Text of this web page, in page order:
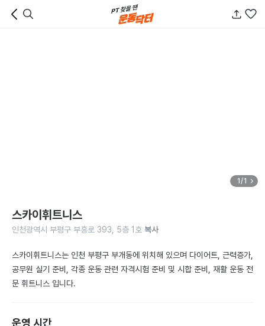
1/1
스카이휘트니스
인천광역시 부평구 부흥로 393, 5층 1호 복사
스카이휘트니스는 인천 부평구 부개동에 위치해 있으며 다이어트, 근력증가,
공무원 실기 준비, 각종 운동 관련 자격시험 준비 및 시합 준비, 재활 운동 전
문 휘트니스 입니다.
운영 시간